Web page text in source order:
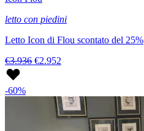
letto con piedini
Letto Icon di Flou scontato del 25%
€3.936 €2.952
-60%